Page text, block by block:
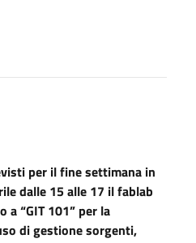
per il fine settimana in
dalle 15 alle 17 il fablab
a “GIT 101” per la
di gestione sorgenti,